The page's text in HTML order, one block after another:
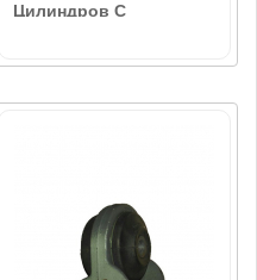
Цилиндров С
16482 руб.